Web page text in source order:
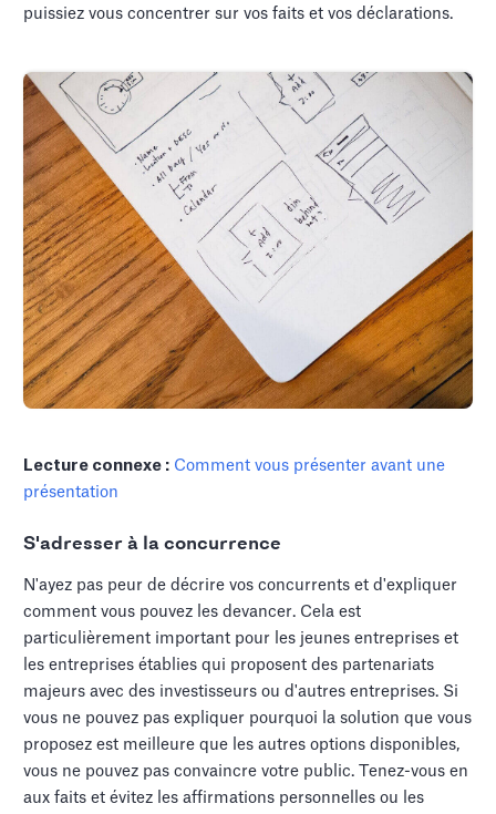
puissiez vous concentrer sur vos faits et vos déclarations.
Lecture connexe : Comment vous présenter avant une
présentation
S'adresser à la concurrence
N'ayez pas peur de décrire vos concurrents et d'expliquer
comment vous pouvez les devancer. Cela est
particulièrement important pour les jeunes entreprises et
les entreprises établies qui proposent des partenariats
majeurs avec des investisseurs ou d'autres entreprises. Si
vous ne pouvez pas expliquer pourquoi la solution que vous
proposez est meilleure que les autres options disponibles,
vous ne pouvez pas convaincre votre public. Tenez-vous en
aux faits et évitez les affirmations personnelles ou les